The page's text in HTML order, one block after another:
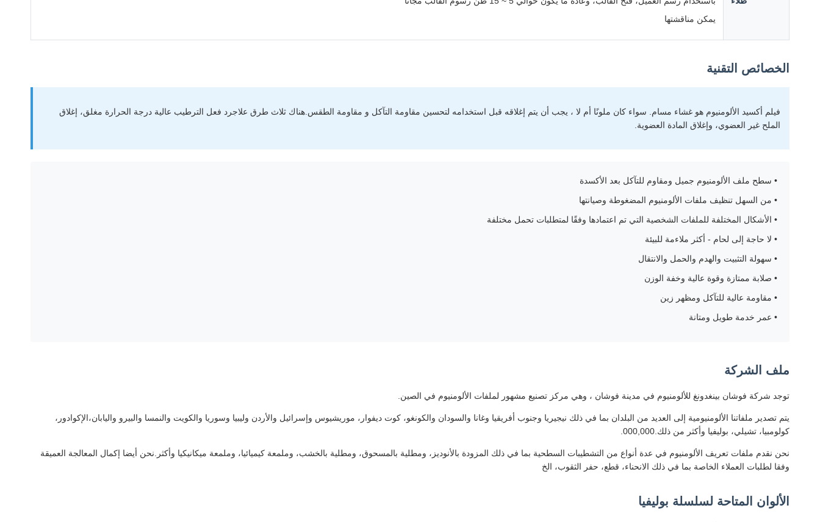
يمكن مناقشتها
الخصائص التقنية
فيلم أكسيد الألومنيوم هو غشاء مسام. سواء كان ملونًا أم لا ، يجب أن يتم إغلاقه قبل استخدامه لتحسين مقاومة التآكل و مقاومة الطقس.هناك ثلاث طرق علاجرد فعل الترطيب عالية درجة الحرارة مغلق، إغلاق
الملح غير العضوي، وإغلاق المادة العضوية.
• سطح ملف الألومنيوم جميل ومقاوم للتآكل بعد الأكسدة
• من السهل تنظيف ملفات الألومنيوم المضغوطة وصيانتها
• الأشكال المختلفة للملفات الشخصية التي تم اعتمادها وفقًا لمتطلبات تحمل مختلفة
• لا حاجة إلى لحام - أكثر ملاءمة للبيئة
• سهولة التثبيت والهدم والحمل والانتقال
• صلابة ممتازة وقوة عالية وخفة الوزن
• مقاومة عالية للتآكل ومظهر زين
• عمر خدمة طويل ومتانة
ملف الشركة
توجد شركة فوشان بينغدونغ للألومنيوم في مدينة فوشان ، وهي مركز تصنيع مشهور لملفات الألومنيوم في الصين.
يتم تصدير ملفاتنا الألومنيومية إلى العديد من البلدان بما في ذلك نيجيريا وجنوب أفريقيا وغانا والسودان والكونغو، كوت ديفوار، موريشيوس وإسرائيل والأردن وليبيا وسوريا والكويت والنمسا والبيرو واليابان،الإكوادور،
كولومبيا، تشيلي، بوليفيا وأكثر من ذلك.000,000.
نحن نقدم ملفات تعريف الألومنيوم في عدة أنواع من التشطيبات السطحية بما في ذلك المزودة بالأنوديز، ومطلية بالمسحوق، ومطلية بالخشب، وملمعة كيميائيا، وملمعة ميكانيكيا وأكثر.نحن أيضا إكمال المعالجة العميقة
وفقا لطلبات العملاء الخاصة بما في ذلك الانحناء، قطع، حفر الثقوب، الخ
الألوان المتاحة لسلسلة بوليفيا